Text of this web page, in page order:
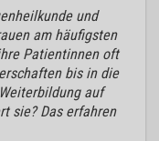
und
am häufigsten
Patientinnen oft
bis in die
auf
sie? Das erfahren